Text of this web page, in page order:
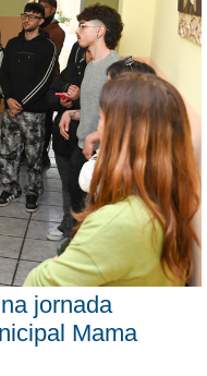
jornada
Mama